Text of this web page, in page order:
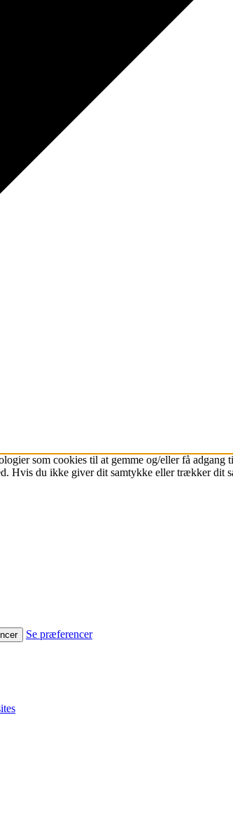
som cookies til at gemme og/eller få
Hvis du ikke giver dit samtykke eller trækker dit
Se præferencer